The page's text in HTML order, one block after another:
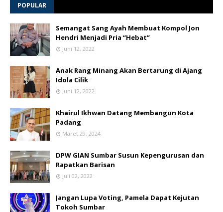
POPULAR
Semangat Sang Ayah Membuat Kompol Jon
Hendri Menjadi Pria “Hebat”
Juni 12, 2022
Anak Rang Minang Akan Bertarung di Ajang
Idola Cilik
Juni 12, 2022
Khairul Ikhwan Datang Membangun Kota
Padang
Maret 29, 2024
DPW GIAN Sumbar Susun Kepengurusan dan
Rapatkan Barisan
Juli 02, 2022
Jangan Lupa Voting, Pamela Dapat Kejutan
Tokoh Sumbar